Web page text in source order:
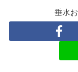
垂水